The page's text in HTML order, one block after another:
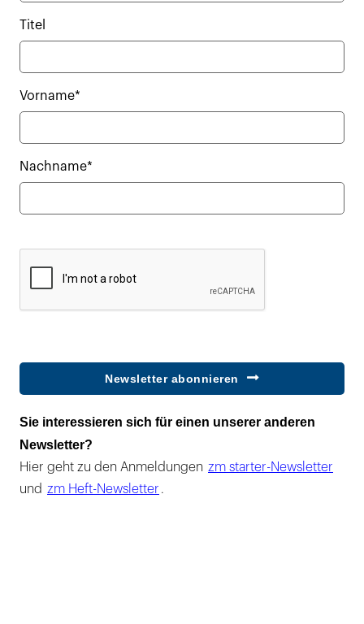
Titel
Vorname*
Nachname*
Newsletter abonnieren
Sie interessieren sich für einen unserer anderen
Newsletter?
Hier geht zu den Anmeldungen zm starter-Newsletter
und zm Heft-Newsletter .